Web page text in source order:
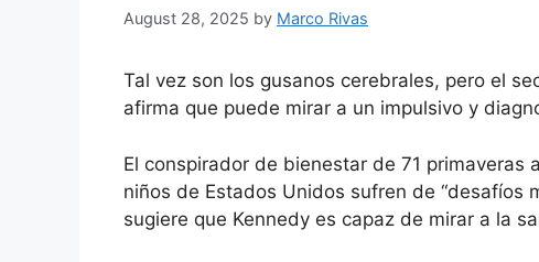
August 28, 2025 by Marco Rivas
Tal vez son los gusanos cerebrales, pero el
afirma que puede mirar a un impulsivo y
El conspirador de bienestar de 71
niños de Estados Unidos sufren de “desafíos
sugiere que Kennedy es capaz de mirar a la